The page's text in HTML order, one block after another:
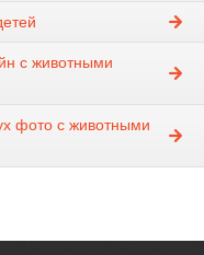
с животными
фото с животными